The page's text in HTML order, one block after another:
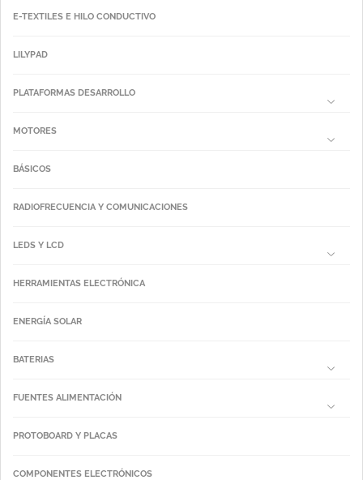
E-TEXTILES E HILO CONDUCTIVO
LILYPAD
PLATAFORMAS DESARROLLO
MOTORES
BÁSICOS
RADIOFRECUENCIA Y COMUNICACIONES
LEDS Y LCD
HERRAMIENTAS ELECTRÓNICA
ENERGÍA SOLAR
BATERIAS
FUENTES ALIMENTACIÓN
PROTOBOARD Y PLACAS
COMPONENTES ELECTRÓNICOS